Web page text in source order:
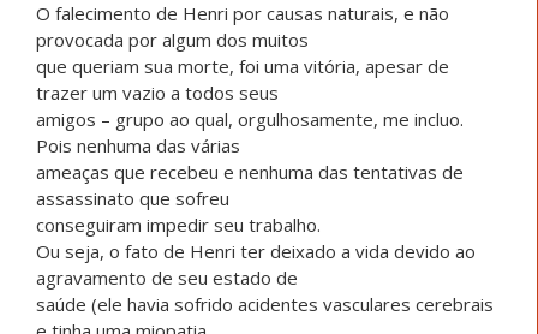
O falecimento de Henri por causas naturais, e não
provocada por algum dos muitos
que queriam sua morte, foi uma vitória, apesar de
trazer um vazio a todos seus
amigos – grupo ao qual, orgulhosamente, me incluo.
Pois nenhuma das várias
ameaças que recebeu e nenhuma das tentativas de
assassinato que sofreu
conseguiram impedir seu trabalho.
Ou seja, o fato de Henri ter deixado a vida devido ao
agravamento de seu estado de
saúde (ele havia sofrido acidentes vasculares cerebrais